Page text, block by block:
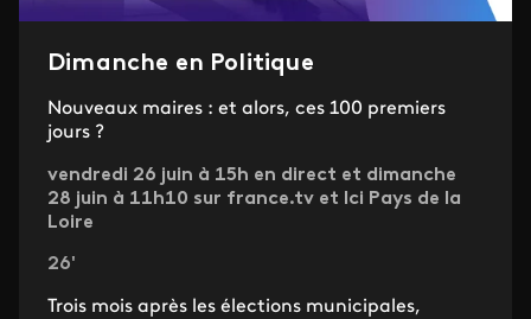
Dimanche en Politique
Nouveaux maires : et alors, ces 100 premiers
jours ?
vendredi 26 juin à 15h en direct et dimanche
28 juin à 11h10 sur france.tv et Ici Pays de la
Loire
26'
Trois mois après les élections municipales,